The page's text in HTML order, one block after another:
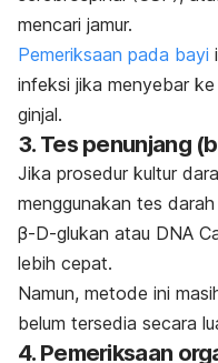
mencari jamur.
Pemeriksaan pada bayi
infeksi jika menyebar
ginjal.
3. Tes penunjang
Jika prosedur kultur
menggunakan tes
β-D-glukan atau DNA
lebih cepat.
Namun, metode ini
belum tersedia secara
4. Pemeriksaan